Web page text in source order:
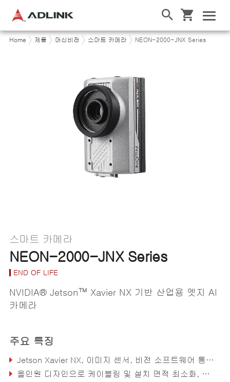
Home 제품 머신비전 스마트 카메라 NEON-2000-JNX Series
스마트 카메라
NEON-2000-JNX Series
END OF LIFE
NVIDIA® Jetson™ Xavier NX 기반 산업용 엣지 AI
카메라
주요 특징
Jetson Xavier NX, 이미지 센서, 비전 소프트웨어 통합, 즉시 배치 가능
올인원 디자인으로 케이블링 및 설치 면적 최소화, 간편한 유지보수